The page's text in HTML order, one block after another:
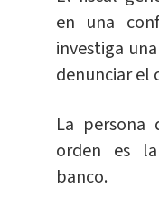
en una
investiga
denunciar el
La persona
orden es
banco.